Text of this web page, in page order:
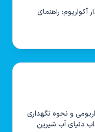
راهنمای
و نحوه نگهداری
دنیای آب شیرین